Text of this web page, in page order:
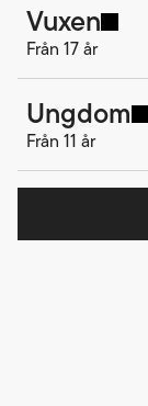
Vuxen
Från 17 år
Ungdom
Från 11 år